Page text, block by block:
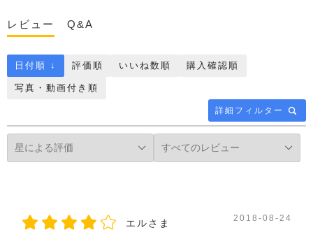
レビュー Q&A
詳細フィルター
日付順 ↓ 評価順 いいね数順 購入確認順
写真・動画付き順
エルさま 2018-08-24